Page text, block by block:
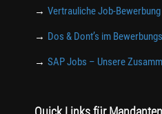
→ Vertrauliche Job-Bewerbung
→ Dos & Dont’s im
→ SAP Jobs – Unsere